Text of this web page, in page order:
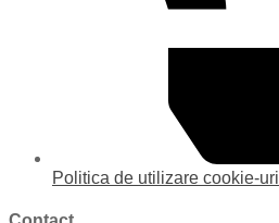
Politica de utilizare cookie-uri